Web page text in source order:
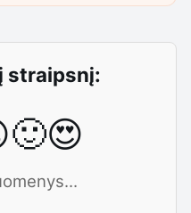
straipsnį:
🙂😍